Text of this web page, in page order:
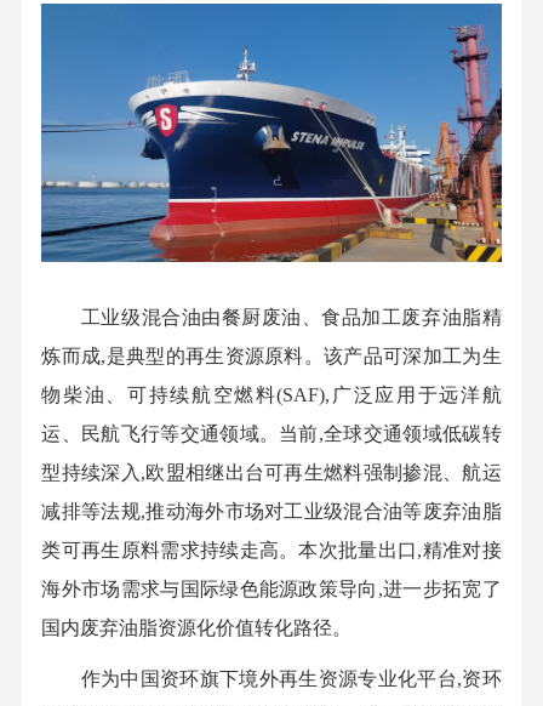
工业级混合油由餐厨废油、食品加工废弃油脂精
炼而成,是典型的再生资源原料。该产品可深加工为生
物柴油、可持续航空燃料(SAF),广泛应用于远洋航
运、民航飞行等交通领域。当前,全球交通领域低碳转
型持续深入,欧盟相继出台可再生燃料强制掺混、航运
减排等法规,推动海外市场对工业级混合油等废弃油脂
类可再生原料需求持续走高。本次批量出口,精准对接
海外市场需求与国际绿色能源政策导向,进一步拓宽了
国内废弃油脂资源化价值转化路径。
作为中国资环旗下境外再生资源专业化平台,资环